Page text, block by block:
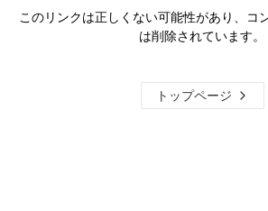
このリンクは正しくない可能性があり、コ
は削除されています。
トップページ